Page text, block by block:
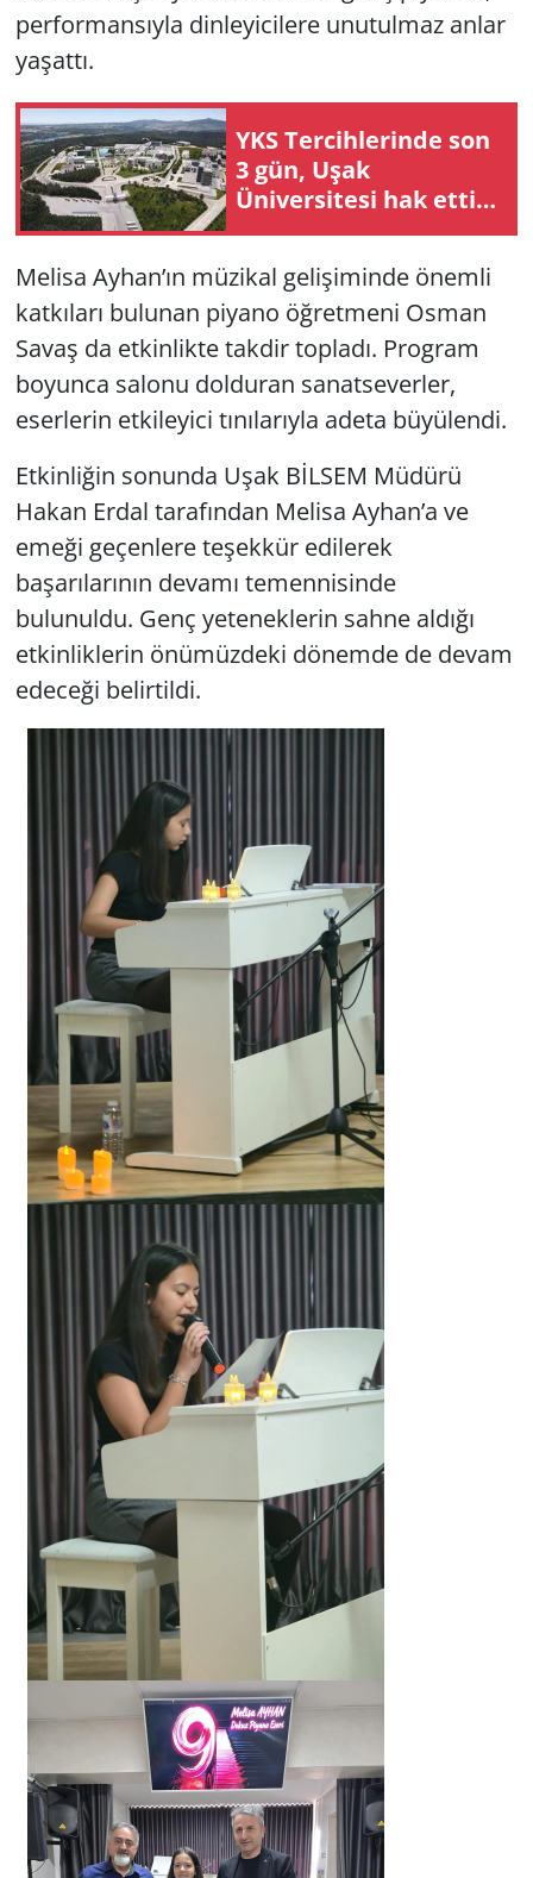
performansıyla dinleyicilere unutulmaz anlar
yaşattı.
YKS Tercihlerinde son
3 gün, Uşak
Üniversitesi hak ettiği
yere gelecek mi?
Melisa Ayhan’ın müzikal gelişiminde önemli
katkıları bulunan piyano öğretmeni Osman
Savaş da etkinlikte takdir topladı. Program
boyunca salonu dolduran sanatseverler,
eserlerin etkileyici tınılarıyla adeta büyülendi.
Etkinliğin sonunda Uşak BİLSEM Müdürü
Hakan Erdal tarafından Melisa Ayhan’a ve
emeği geçenlere teşekkür edilerek
başarılarının devamı temennisinde
bulunuldu. Genç yeteneklerin sahne aldığı
etkinliklerin önümüzdeki dönemde de devam
edeceği belirtildi.